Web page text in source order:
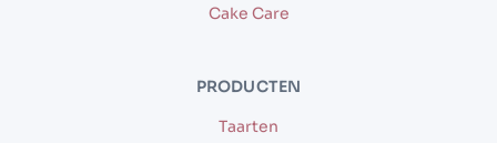
Cake Care
PRODUCTEN
Taarten